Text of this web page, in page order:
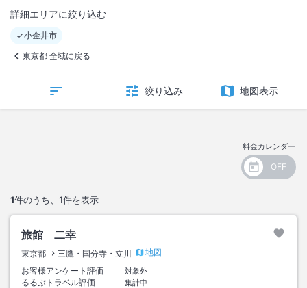
詳細エリアに絞り込む
小金井市
東京都 全域に戻る
絞り込み 地図表示
料金カレンダー
1件のうち、 1件を表示
旅館 二幸
東京都 三鷹・国分寺・立川
地図
お客様アンケート評価
対象外
るるぶトラベル評価
集計中